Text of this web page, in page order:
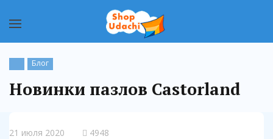
Блог
Новинки пазлов Castorland
21 июля 2020 4948